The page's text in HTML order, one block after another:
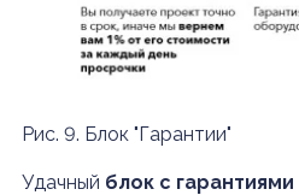
Рис. 9. Блок "Гарантии"
Удачный блок с гарантиями